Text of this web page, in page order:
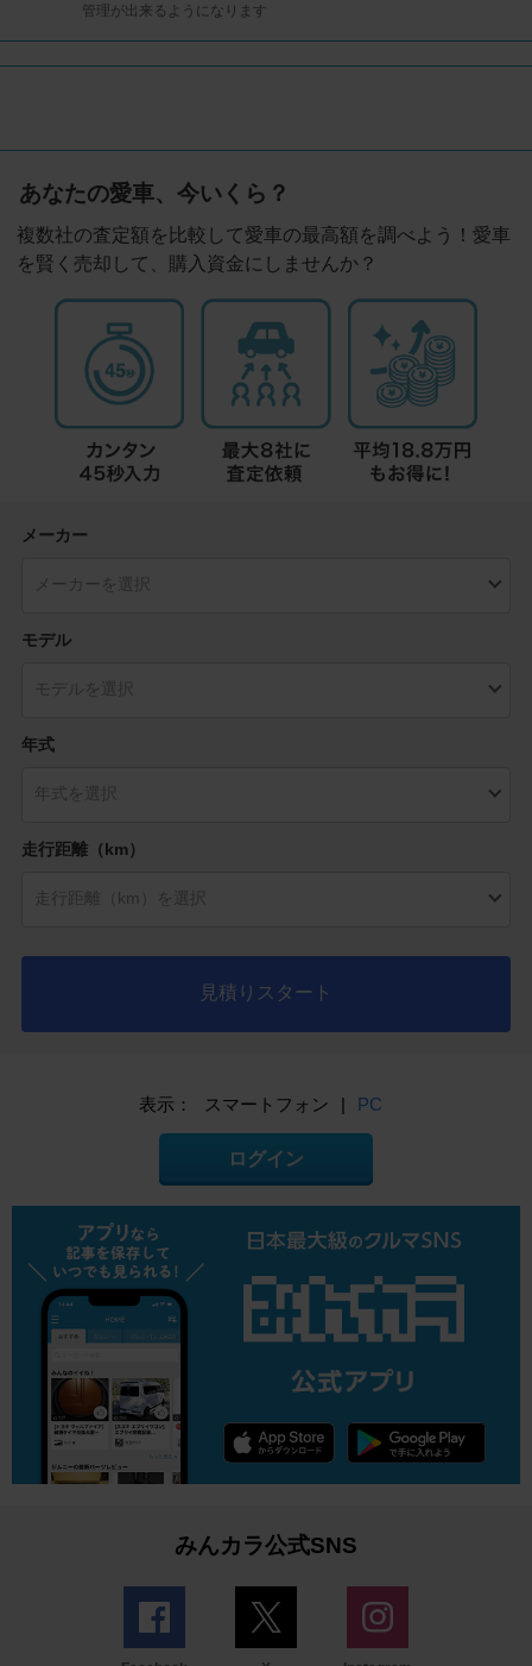
管理が出来るようになります
あなたの愛車、今いくら？
複数社の査定額を比較して愛車の最高額を調べよう！愛車
を賢く売却して、購入資金にしませんか？
メーカー
モデル
年式
走行距離（km）
見積りスタート
表示： スマートフォン | PC
ログイン
みんカラ公式SNS